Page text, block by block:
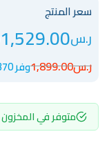
سعر المنتج
ر.س1,529.00
ر.س1,899.00وفر 370 ر.س
متوفر في المخزون